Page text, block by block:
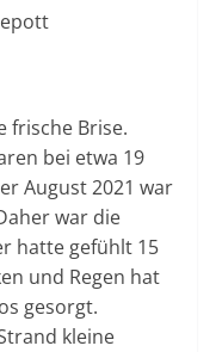
frische Brise.
bei etwa 19
August 2021 war
war die
hatte gefühlt 15
und Regen hat
gesorgt.
kleine